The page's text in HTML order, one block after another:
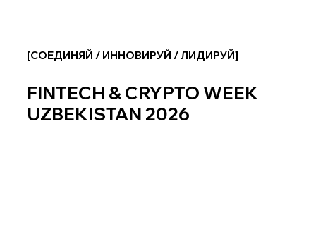
[СОЕДИНЯЙ / ИННОВИРУЙ / ЛИДИРУЙ]
FINTECH & CRYPTO WEEK
UZBEKISTAN 2026